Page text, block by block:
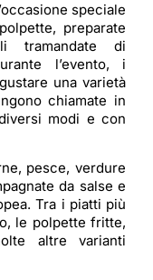
speciale
preparate
tramandate di
l’evento, i
una varietà
chiamate in
modi e con
pesce, verdure
da salse e
Tra i piatti più
le polpette fritte,
altre varianti